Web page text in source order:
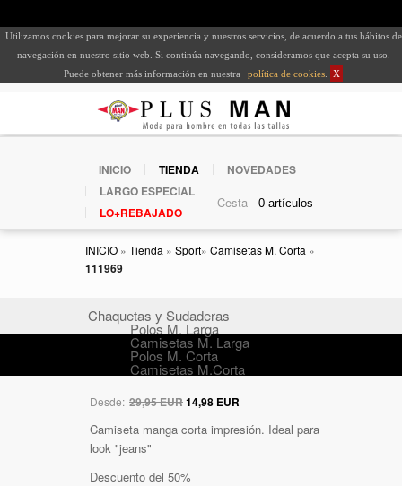
Utilizamos cookies para mejorar su experiencia y nuestros servicios, de acuerdo a tus hábitos de
navegación en nuestro sitio web. Si continúa navegando, consideramos que acepta su uso.
Puede obtener más información en nuestra
política de cookies X
INICIO TIENDA
NOVEDADES
LARGO ESPECIAL
LO+REBAJADO
Cesta -
INICIO » Tienda » Sport» Camisetas M. Corta »
111969
Chaquetas y Sudaderas
Polos M. Larga
Camisetas M. Larga
Polos M. Corta
Camisetas M.Corta
Desde: 29,95 EUR14,98 EUR
Camiseta manga corta impresión. Ideal para
look "jeans"
Descuento del 50%